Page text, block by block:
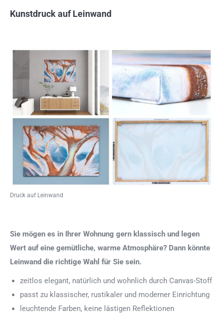
Kunstdruck auf Leinwand
Druck auf Leinwand
Sie mögen es in Ihrer Wohnung gern klassisch und legen
Wert auf eine gemütliche, warme Atmosphäre? Dann könnte
Leinwand die richtige Wahl für Sie sein.
zeitlos elegant, natürlich und wohnlich durch Canvas-Stoff
passt zu klassischer, rustikaler und moderner Einrichtung
leuchtende Farben, keine lästigen Reflektionen